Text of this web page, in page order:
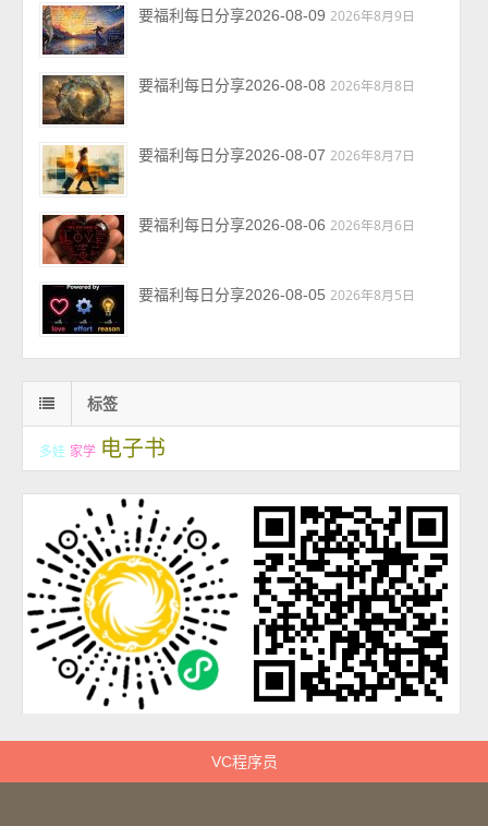
要福利每日分享2026-08-09 2026年8月9日
要福利每日分享2026-08-08 2026年8月8日
要福利每日分享2026-08-07 2026年8月7日
要福利每日分享2026-08-06 2026年8月6日
要福利每日分享2026-08-05 2026年8月5日
标签
多娃 家学 电子书
VC程序员